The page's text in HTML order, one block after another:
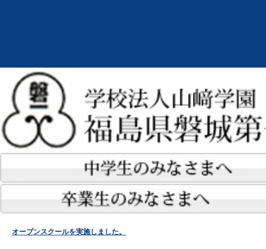
オープンスクールを実施しました。